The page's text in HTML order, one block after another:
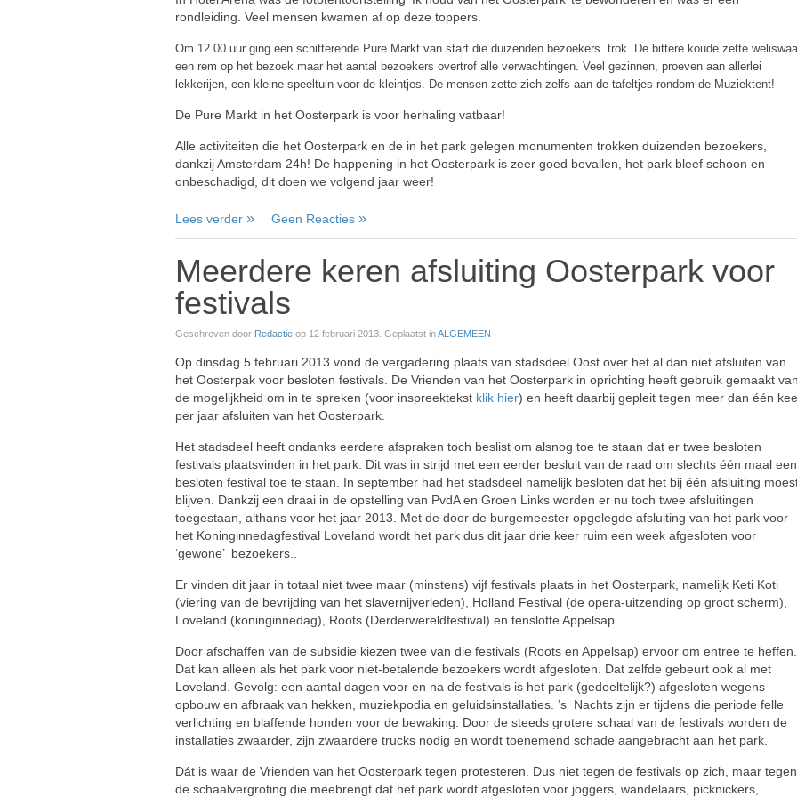
rondleiding. Veel mensen kwamen af op deze toppers.
Om 12.00 uur ging een schitterende Pure Markt van start die duizenden bezoekers trok. De bittere koude zette
een rem op het bezoek maar het aantal bezoekers overtrof alle verwachtingen. Veel gezinnen, proeven aan allerlei
lekkerijen, een kleine speeltuin voor de kleintjes. De mensen zette zich zelfs aan de tafeltjes rondom de Muziektent!
De Pure Markt in het Oosterpark is voor herhaling vatbaar!
Alle activiteiten die het Oosterpark en de in het park gelegen monumenten trokken duizenden bezoekers,
dankzij Amsterdam 24h! De happening in het Oosterpark is zeer goed bevallen, het park bleef schoon en
onbeschadigd, dit doen we volgend jaar weer!
Lees verder Geen Reacties
Meerdere keren afsluiting Oosterpark voor
festivals
Geschreven door Redactie op 12 februari 2013 . Geplaatst inALGEMEEN
Op dinsdag 5 februari 2013 vond de vergadering plaats van stadsdeel Oost over het al dan niet afsluiten van
het Oosterpak voor besloten festivals. De Vrienden van het Oosterpark in oprichting heeft gebruik gemaakt van
de mogelijkheid om in te spreken (voor inspreektekst klik hier) en heeft daarbij gepleit tegen meer dan één
per jaar afsluiten van het Oosterpark.
Het stadsdeel heeft ondanks eerdere afspraken toch beslist om alsnog toe te staan dat er twee besloten
festivals plaatsvinden in het park. Dit was in strijd met een eerder besluit van de raad om slechts één maal een
besloten festival toe te staan. In september had het stadsdeel namelijk besloten dat het bij één afsluiting
blijven. Dankzij een draai in de opstelling van PvdA en Groen Links worden er nu toch twee afsluitingen
toegestaan, althans voor het jaar 2013. Met de door de burgemeester opgelegde afsluiting van het park voor
het Koninginnedagfestival Loveland wordt het park dus dit jaar drie keer ruim een week afgesloten voor
‘gewone’ bezoekers..
Er vinden dit jaar in totaal niet twee maar (minstens) vijf festivals plaats in het Oosterpark, namelijk Keti Koti
(viering van de bevrijding van het slavernijverleden), Holland Festival (de opera-uitzending op groot scherm),
Loveland (koninginnedag), Roots (Derderwereldfestival) en tenslotte Appelsap.
Door afschaffen van de subsidie kiezen twee van die festivals (Roots en Appelsap) ervoor om entree te heffen.
Dat kan alleen als het park voor niet-betalende bezoekers wordt afgesloten. Dat zelfde gebeurt ook al met
Loveland. Gevolg: een aantal dagen voor en na de festivals is het park (gedeeltelijk?) afgesloten wegens
opbouw en afbraak van hekken, muziekpodia en geluidsinstallaties. ’s Nachts zijn er tijdens die periode felle
verlichting en blaffende honden voor de bewaking. Door de steeds grotere schaal van de festivals worden de
installaties zwaarder, zijn zwaardere trucks nodig en wordt toenemend schade aangebracht aan het park.
Dát is waar de Vrienden van het Oosterpark tegen protesteren. Dus niet tegen de festivals op zich, maar tegen
de schaalvergroting die meebrengt dat het park wordt afgesloten voor joggers, wandelaars, picknickers,